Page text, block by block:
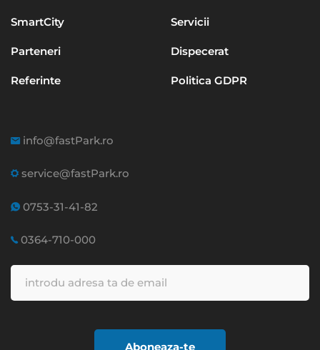
SmartCity Servicii
Parteneri Dispecerat
Referinte Politica GDPR
info@fastPark.ro
service@fastPark.ro
0753-31-41-82
0364-710-000
Aboneaza-te